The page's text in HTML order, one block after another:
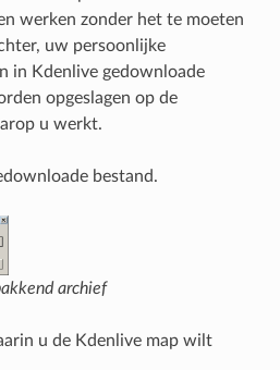
werken zonder het te moeten
uw persoonlijke
in Kdenlive gedownloade
opgeslagen op de
u werkt.
bestand.
archief
u de Kdenlive map wilt